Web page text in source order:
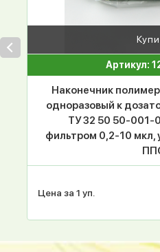
Артикул:
Наконечник
одноразовый к
ТУ 32 50 50-001-
фильтром 0,2-10 мкл,
Цена за 1 уп.